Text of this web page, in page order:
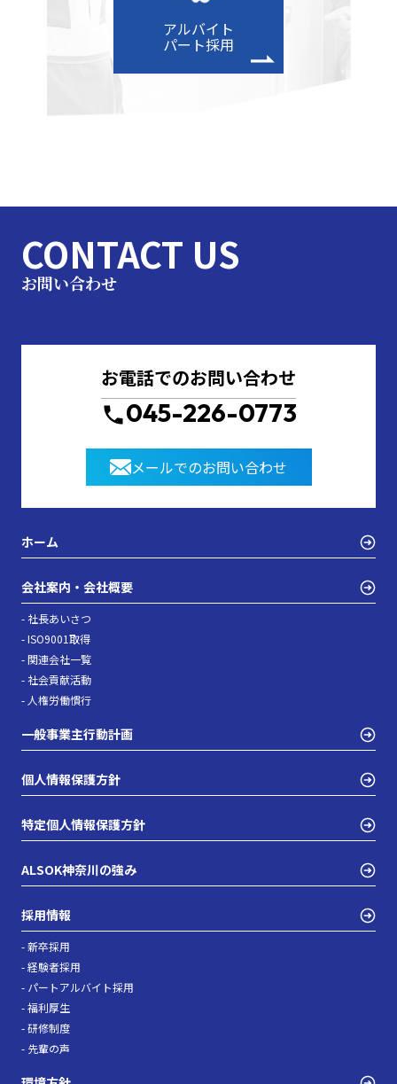
アルバイト
パート採用
CONTACT US
お問い合わせ
お電話でのお問い合わせ
045-226-0773
メールでのお問い合わせ
ホーム
会社案内・会社概要
- 社長あいさつ
- ISO9001取得
- 関連会社一覧
- 社会貢献活動
- 人権労働慣行
一般事業主行動計画
個人情報保護方針
特定個人情報保護方針
ALSOK神奈川の強み
採用情報
- 新卒採用
- 経験者採用
- パートアルバイト採用
- 福利厚生
- 研修制度
- 先輩の声